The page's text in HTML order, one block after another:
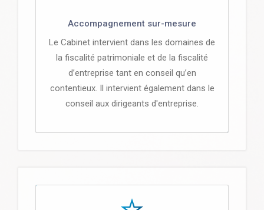
Accompagnement sur-mesure
Le Cabinet intervient dans les domaines de
la fiscalité patrimoniale et de la fiscalité
d’entreprise tant en conseil qu’en
contentieux. Il intervient également dans le
conseil aux dirigeants d'entreprise.